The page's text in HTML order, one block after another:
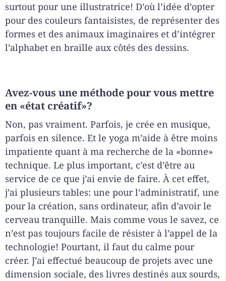
surtout pour une illustratrice! D’où l’idée d’opter
pour des couleurs fantaisistes, de représenter des
formes et des animaux imaginaires et d’intégrer
l’alphabet en braille aux côtés des dessins.
Avez-vous une méthode pour vous mettre
en «état créatif»?
Non, pas vraiment. Parfois, je crée en musique,
parfois en silence. Et le yoga m’aide à être moins
impatiente quant à ma recherche de la «bonne»
technique. Le plus important, c’est d’être au
service de ce que j’ai envie de faire. À cet effet,
j’ai plusieurs tables: une pour l’administratif, une
pour la création, sans ordinateur, afin d’avoir le
cerveau tranquille. Mais comme vous le savez, ce
n’est pas toujours facile de résister à l’appel de la
technologie! Pourtant, il faut du calme pour
créer. J’ai effectué beaucoup de projets avec une
dimension sociale, des livres destinés aux sourds,